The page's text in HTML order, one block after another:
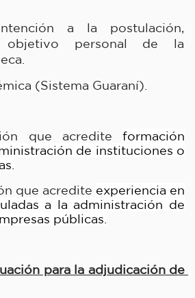
a la postulación,
objetivo personal de la
(Sistema Guaraní).
que acredite formación
de instituciones o
que acredite experiencia en
a la administración de
públicas.
para la adjudicación de